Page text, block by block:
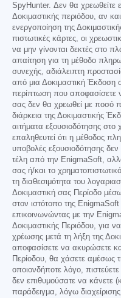
SpyHunter. Δεν θα χρεωθείτε
Δοκιμαστικής περιόδου, αν
ενεργοποίηση της
πιστωτικές κάρτες, οι
να μην γίνονται δεκτές στο
απαίτηση για τη μέθοδο
συνεχής, αδιάλειπτη
από μια Δοκιμαστική Έκδοση
περίπτωση που αποφασίσετε
σας δεν θα χρεωθεί με ποσό
διάρκεια της Δοκιμαστικής
αιτήματα εξουσιοδότησης στο
επαληθευτεί ότι η μέθοδος
υποβολές εξουσιοδότησης
τέλη από την EnigmaSoft,
σας ή/και το
τη διαθεσιμότητα του
Δοκιμαστική σας Περίοδο
στον ιστότοπο της
επικοινωνώντας με την
Δοκιμαστικής Περιόδου, για
χρέωσης μετά τη λήξη της
αποφασίσετε να ακυρώσετε
Περίοδου, θα χάσετε
οποιονδήποτε λόγο,
δεν επιθυμούσατε να κάνετε
παράδειγμα, λόγω